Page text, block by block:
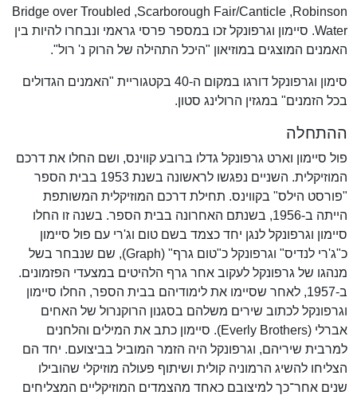
Robinson,‏ Scarborough Fair/Canticle,‏ Bridge over Troubled
Water. סיימון וגרפונקל זכו במספר פרסי גראמי ונבחרו להיות בין
האמנים המוצגים במוזיאון "היכל התהילה של הרוק נ' רול".
סימון וגרפונקל דורגו במקום ה-40 בקטגוריית "האמנים הגדולים
בכל הזמנים" במגזין הרולינג סטון.
ההתחלה
פול סיימון וארט גרפונקל גדלו ברובע קווינס, ושם החלו את דרכם
המוזיקלית. השניים נפגשו לראשונה בשנת 1953 בבית הספר
"פורסט הילס" בקווינס. תחילת דרכם המוזיקלית המשותפת
הייתה ב-1956, בשנתם האחרונה בבית הספר. בשנה זו החלו
סיימון וגרפונקל לנגן יחד כצמד בשם טום וג'רי עם פול סיימון
כ"ג'רי לנדיס" וגרפונקל כ"טום גרף" (Graph), שם שנבחר בשל
מנהגו של גרפונקל לעקוב אחר גרף הלהיטים במצעדי הפזמונים.
ב-1957, לאחר שסיימו את לימודיהם בבית הספר, החלו סיימון
וגרפונקל לכתוב שירים משלהם בסגנון הרוקנרול של האחים
אברלי (Everly Brothers). סיימון כתב את המילים והלחנים
למרבית שיריהם, וגרפונקל היה הזמר המוביל בביצועם. יחד הם
הצליחו להשיג הרמוניה קולית ושיתוף פעולה מוזיקלי שהובילו
שנים אחר־כך למיצובם כאחד מהצמדים המוזיקליים המצליחים